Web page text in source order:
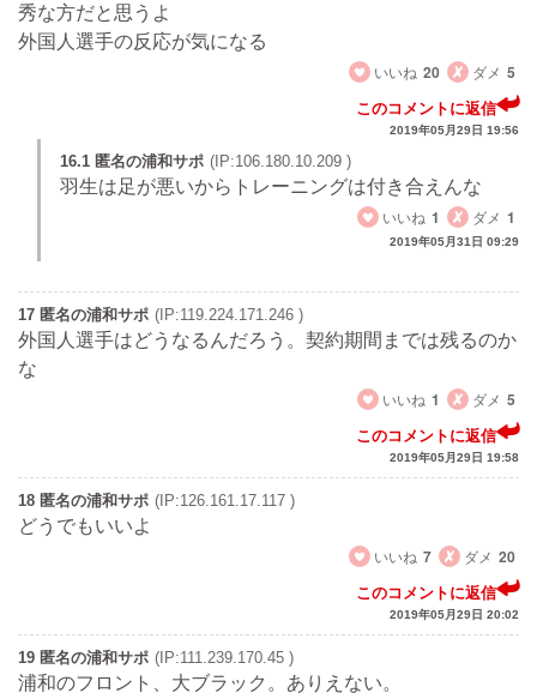
秀な方だと思うよ
外国人選手の反応が気になる
いいね 20 ダメ 5
このコメントに返信
2019年05月29日 19:56
16.1 匿名の浦和サポ (IP:106.180.10.209 )
羽生は足が悪いからトレーニングは付き合えんな
いいね 1 ダメ 1
2019年05月31日 09:29
17 匿名の浦和サポ (IP:119.224.171.246 )
外国人選手はどうなるんだろう。契約期間までは残るのか
な
いいね 1 ダメ 5
このコメントに返信
2019年05月29日 19:58
18 匿名の浦和サポ (IP:126.161.17.117 )
どうでもいいよ
いいね 7 ダメ 20
このコメントに返信
2019年05月29日 20:02
19 匿名の浦和サポ (IP:111.239.170.45 )
浦和のフロント、大ブラック。ありえない。